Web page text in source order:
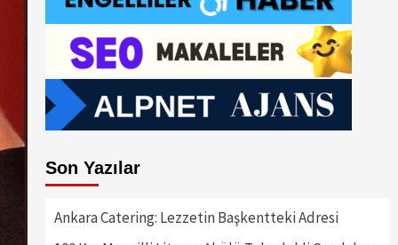
Son Yazılar
Ankara Catering: Lezzetin Başkentteki Adresi